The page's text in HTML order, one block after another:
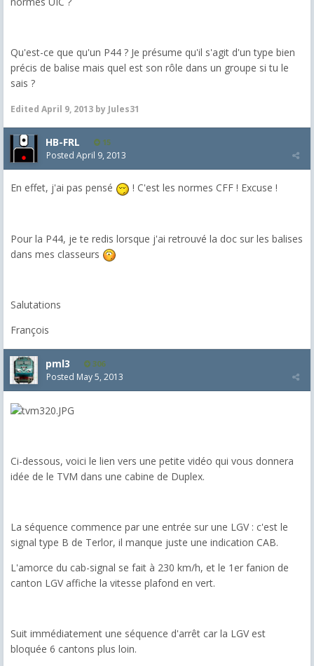
Qu'est-ce que qu'un P44 ? Je présume qu'il s'agit d'un type bien
précis de balise mais quel est son rôle dans un groupe si tu le
sais ?
Edited April 9, 2013 by Jules31
HB-FRL 15
Posted April 9, 2013
En effet, j'ai pas pensé ! C'est les normes CFF ! Excuse !
Pour la P44, je te redis lorsque j'ai retrouvé la doc sur les balises
dans mes classeurs
Salutations
François
pml3 306
Posted May 5, 2013
Ci-dessous, voici le lien vers une petite vidéo qui vous donnera
idée de le TVM dans une cabine de Duplex.
La séquence commence par une entrée sur une LGV : c'est le
signal type B de Terlor, il manque juste une indication CAB.
L'amorce du cab-signal se fait à 230 km/h, et le 1er fanion de
canton LGV affiche la vitesse plafond en vert.
Suit immédiatement une séquence d'arrêt car la LGV est
bloquée 6 cantons plus loin.